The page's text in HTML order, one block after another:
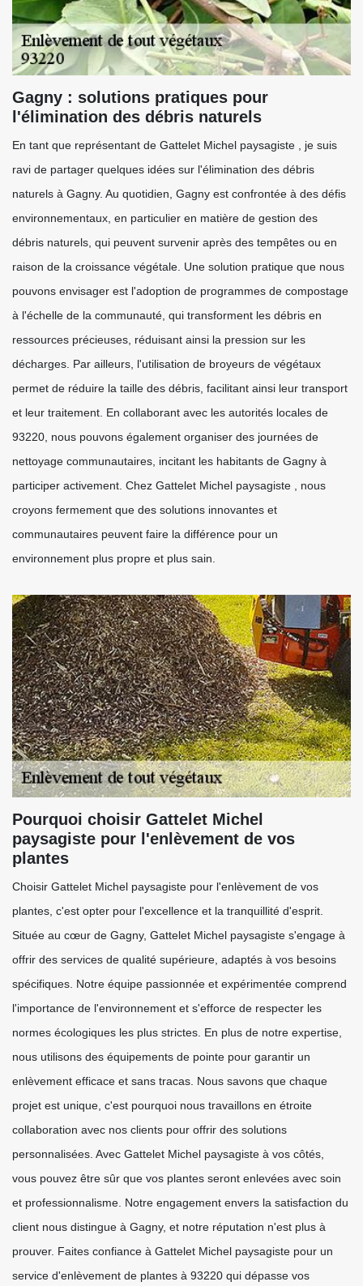
Gagny : solutions pratiques pour
l'élimination des débris naturels
En tant que représentant de Gattelet Michel paysagiste , je suis
ravi de partager quelques idées sur l'élimination des débris
naturels à Gagny. Au quotidien, Gagny est confrontée à des défis
environnementaux, en particulier en matière de gestion des
débris naturels, qui peuvent survenir après des tempêtes ou en
raison de la croissance végétale. Une solution pratique que nous
pouvons envisager est l'adoption de programmes de compostage
à l'échelle de la communauté, qui transforment les débris en
ressources précieuses, réduisant ainsi la pression sur les
décharges. Par ailleurs, l'utilisation de broyeurs de végétaux
permet de réduire la taille des débris, facilitant ainsi leur transport
et leur traitement. En collaborant avec les autorités locales de
93220, nous pouvons également organiser des journées de
nettoyage communautaires, incitant les habitants de Gagny à
participer activement. Chez Gattelet Michel paysagiste , nous
croyons fermement que des solutions innovantes et
communautaires peuvent faire la différence pour un
environnement plus propre et plus sain.
Pourquoi choisir Gattelet Michel
paysagiste pour l'enlèvement de vos
plantes
Choisir Gattelet Michel paysagiste pour l'enlèvement de vos
plantes, c'est opter pour l'excellence et la tranquillité d'esprit.
Située au cœur de Gagny, Gattelet Michel paysagiste s'engage à
offrir des services de qualité supérieure, adaptés à vos besoins
spécifiques. Notre équipe passionnée et expérimentée comprend
l'importance de l'environnement et s'efforce de respecter les
normes écologiques les plus strictes. En plus de notre expertise,
nous utilisons des équipements de pointe pour garantir un
enlèvement efficace et sans tracas. Nous savons que chaque
projet est unique, c'est pourquoi nous travaillons en étroite
collaboration avec nos clients pour offrir des solutions
personnalisées. Avec Gattelet Michel paysagiste à vos côtés,
vous pouvez être sûr que vos plantes seront enlevées avec soin
et professionnalisme. Notre engagement envers la satisfaction du
client nous distingue à Gagny, et notre réputation n'est plus à
prouver. Faites confiance à Gattelet Michel paysagiste pour un
service d'enlèvement de plantes à 93220 qui dépasse vos